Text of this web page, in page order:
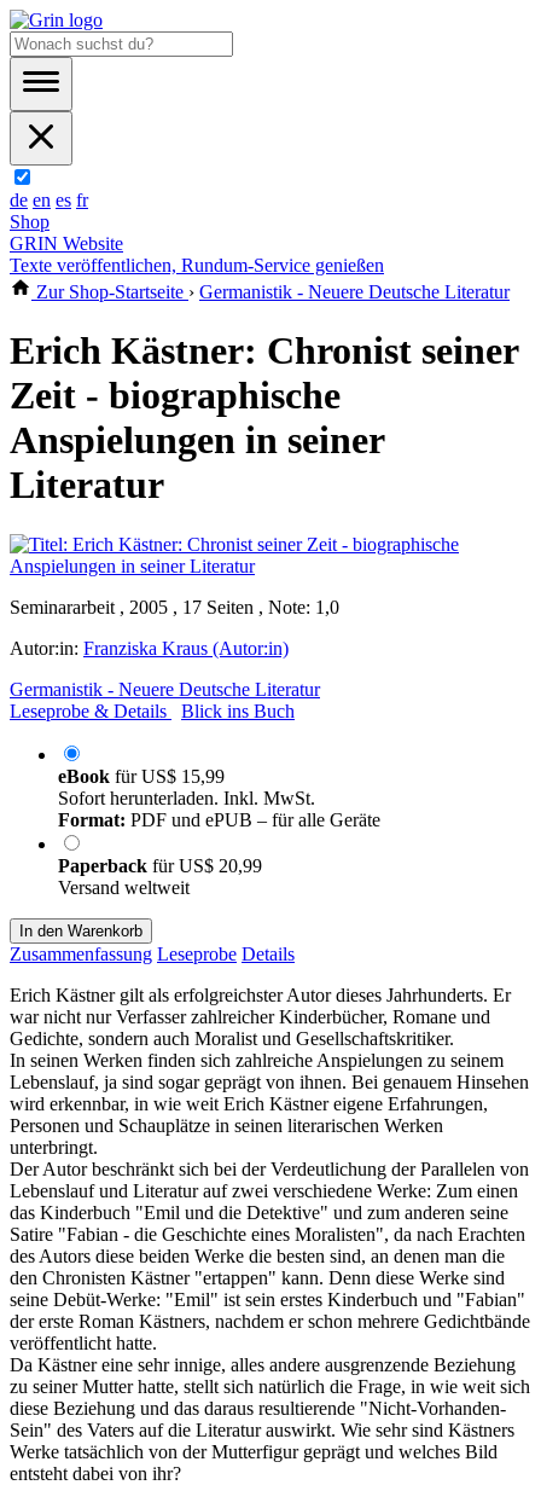
de en es fr
Shop
GRIN Website
Texte veröffentlichen, Rundum-Service genießen
Zur Shop-Startseite › Germanistik - Neuere Deutsche Literatur
Erich Kästner: Chronist seiner
Zeit - biographische
Anspielungen in seiner
Literatur
Seminararbeit , 2005 , 17 Seiten , Note: 1,0
Autor:in: Franziska Kraus (Autor:in)
Germanistik - Neuere Deutsche Literatur
Leseprobe & Details
Blick ins Buch
eBook fürUS$ 15,99
Sofort herunterladen. Inkl. MwSt.
Format: PDF und ePUB – für alle Geräte
Paperback fürUS$ 20,99
Versand weltweit
In den Warenkorb
Zusammenfassung Leseprobe Details
Erich Kästner gilt als erfolgreichster Autor dieses Jahrhunderts. Er
war nicht nur Verfasser zahlreicher Kinderbücher, Romane und
Gedichte, sondern auch Moralist und Gesellschaftskritiker.
In seinen Werken finden sich zahlreiche Anspielungen zu seinem
Lebenslauf, ja sind sogar geprägt von ihnen. Bei genauem Hinsehen
wird erkennbar, in wie weit Erich Kästner eigene Erfahrungen,
Personen und Schauplätze in seinen literarischen Werken
unterbringt.
Der Autor beschränkt sich bei der Verdeutlichung der Parallelen von
Lebenslauf und Literatur auf zwei verschiedene Werke: Zum einen
das Kinderbuch "Emil und die Detektive" und zum anderen seine
Satire "Fabian - die Geschichte eines Moralisten", da nach Erachten
des Autors diese beiden Werke die besten sind, an denen man die
den Chronisten Kästner "ertappen" kann. Denn diese Werke sind
seine Debüt-Werke: "Emil" ist sein erstes Kinderbuch und "Fabian"
der erste Roman Kästners, nachdem er schon mehrere Gedichtbände
veröffentlicht hatte.
Da Kästner eine sehr innige, alles andere ausgrenzende Beziehung
zu seiner Mutter hatte, stellt sich natürlich die Frage, in wie weit sich
diese Beziehung und das daraus resultierende "Nicht-Vorhanden-
Sein" des Vaters auf die Literatur auswirkt. Wie sehr sind Kästners
Werke tatsächlich von der Mutterfigur geprägt und welches Bild
entsteht dabei von ihr?